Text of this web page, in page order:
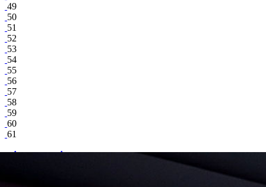
49
50
51
52
53
54
55
56
57
58
59
60
61
Александр Автух